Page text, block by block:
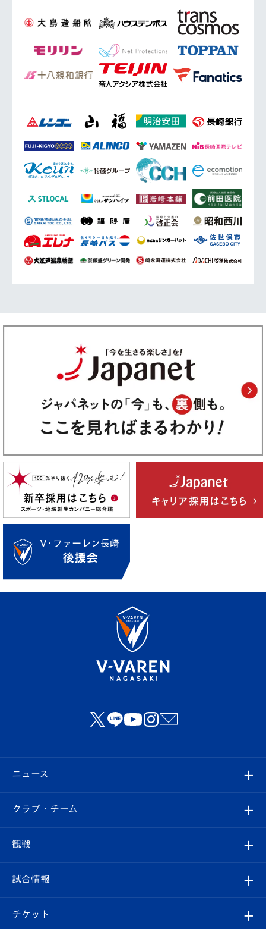
ニュース
すべて
クラブ
試合情報
クラブ・チーム
クラブ概要
観戦
観戦ルール
試合情報
試合日程/結果
チケット